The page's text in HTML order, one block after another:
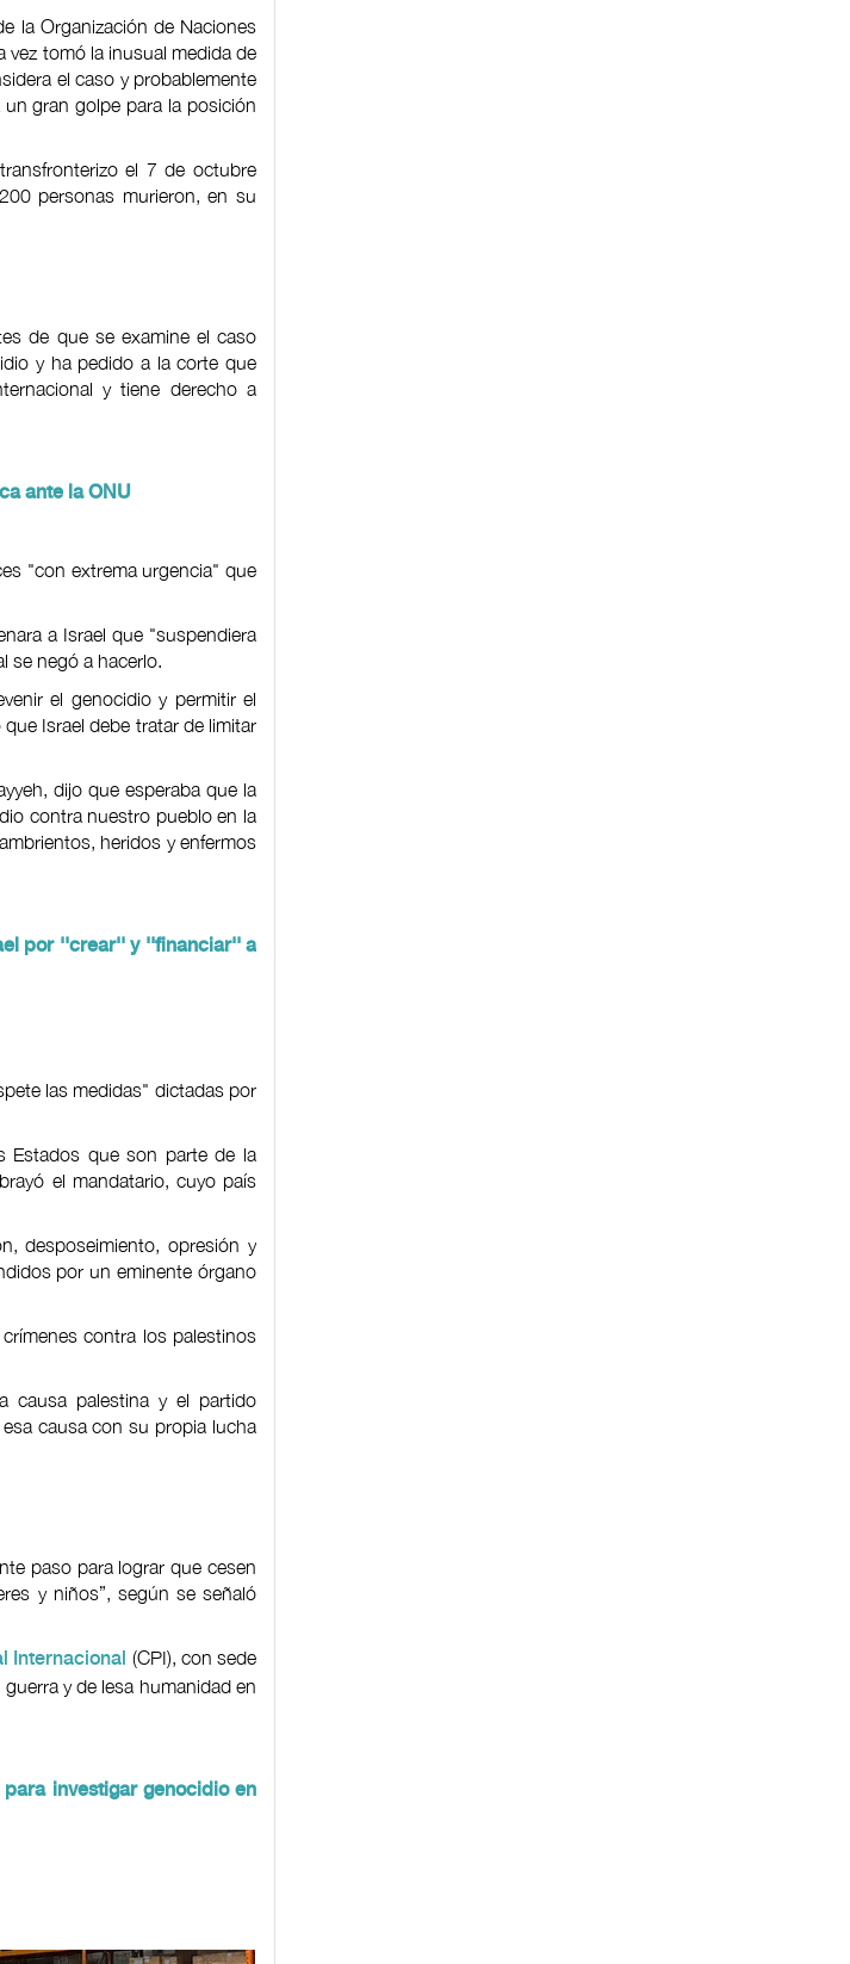
la Organización de Naciones
vez tomó la inusual medida de
el caso y probablemente
gran golpe para la posición
el 7 de octubre
personas murieron, en su
de que se examine el caso
y ha pedido a la corte que
y tiene derecho a
ante la ONU
"con extrema urgencia" que
a Israel que "suspendiera
se negó a hacerlo.
el genocidio y permitir el
Israel debe tratar de limitar
dijo que esperaba que la
contra nuestro pueblo en la
heridos y enfermos
por ''crear'' y ''financiar'' a
las medidas" dictadas por
Estados que son parte de la
el mandatario, cuyo país
desposeimiento, opresión y
por un eminente órgano
contra los palestinos
causa palestina y el partido
causa con su propia lucha
paso para lograr que cesen
y niños”, según se señaló
Internacional (CPI), con sede
y de lesa humanidad en
investigar genocidio en